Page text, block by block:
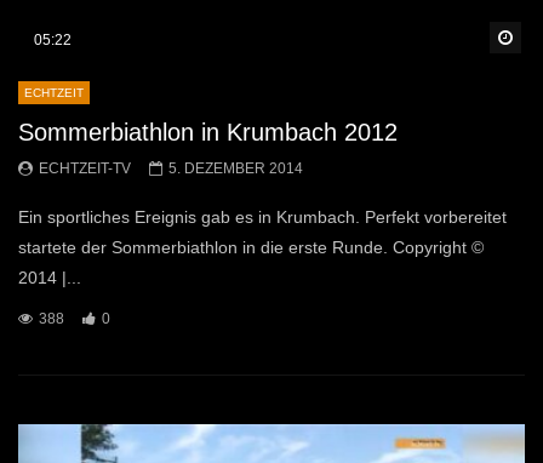
05:22
ECHTZEIT
Sommerbiathlon in Krumbach 2012
ECHTZEIT-TV 5. DEZEMBER 2014
Ein sportliches Ereignis gab es in Krumbach. Perfekt vorbereitet
startete der Sommerbiathlon in die erste Runde. Copyright ©
2014 |...
388 0